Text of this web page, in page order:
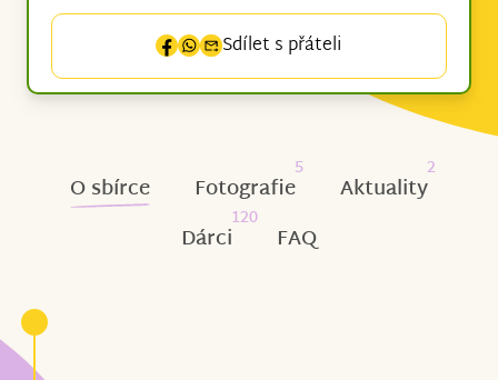
Sdílet s přáteli
O sbírce Fotografie
5
Aktuality
2
Dárci
120
FAQ